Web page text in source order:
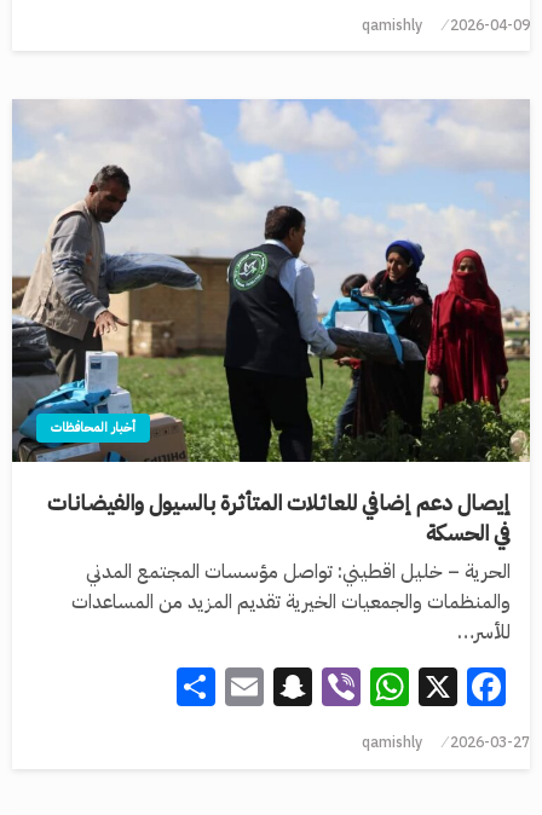
2026-04-09
qamishly
أخبار المحافظات
إيصال دعم إضافي للعائلات المتأثرة بالسيول والفيضانات
في الحسكة
الحرية – خليل اقطيني: تواصل مؤسسات المجتمع المدني
والمنظمات والجمعيات الخيرية تقديم المزيد من المساعدات
للأسر…
Facebook
X
WhatsApp
Viber
Snapchat
Email
2026-03-27
qamishly